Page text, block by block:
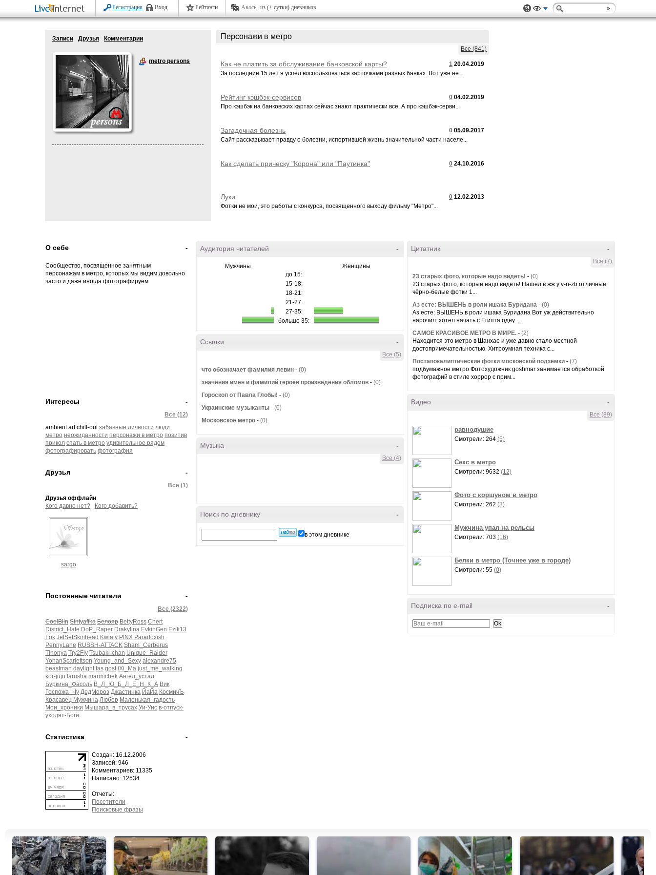
Регистрация Вход Рейтинги Авось из (+ сутки) дневников
Записи Друзья Комментарии
metro persons
Персонажи в метро
Все (841)
1 20.04.2019
Как не платить за обслуживание банковской карты?
За последние 15 лет я успел воспользоваться карточками разных банках. Вот уже не...
0 04.02.2019
Рейтинг кэшбэк-сервисов
Про кэшбэк на банковских картах сейчас знают практически все. А про кэшбэк-серви...
0 05.09.2017
Загадочная болезнь
Сайт рассказывает правду о болезни, испортившей жизнь значительной части населе...
0 24.10.2016
Как сделать прическу "Корона" или "Паутинка"
0 12.02.2013
Луки.
Фотки не мои, это работы с конкурса, посвященного выходу фильму "Метро"...
-
О себе
Сообщество, посвященное занятным
персонажам в метро, которых мы видим довольно
часто и даже иногда фотографируем
-
Интересы
Все (12)
ambient art chill-outзабавные личности люди
метро неожиданности персонажи в метро позитив
прикол спать в метро удивительное рядом
фотографировать фотография
-
Друзья
Все (1)
Друзья оффлайн
Кого давно нет?
Кого добавить?
sargo
-
Постоянные читатели
Все (2322)
CoolBlin Sintyaffka Белояр BettyRoss Chert
District_Hate DoP_Raper Drakylina EvkinGen Ezik13
Fok JetSetSkinhead Kwiaty PINX Paradoxish
PennyLane RUSSH-ATTACK Sham_Cerberus
Tihonya Try2Fly Tsubaki-chan Unique_Raider
YohanScarlettson Young_and_Sexy alexandre75
beastman daylight fas gost iXi_Ma just_me_walking
kor-juju larusha marmichek Ангел_устал
Буркина_Фасоль В_Л_Ю_Б_Л_Е_Н_К_А Вик
Госпожа_Чу ДедМороз Джастинка ЙаЙа КосмичЪ
Красавец Мужчина Любер Маленькая_гадость
Мои_хроники Мышара_в_трусах Уи-Уис в-отпуск-
уходят-Боги
-
Статистика
Создан: 16.12.2006
Записей: 946
Комментариев: 11335
Написано: 12534
Отчеты:
Посетители
Поисковые фразы
-
Аудитория читателей
Мужчины
Женщины
до 15:
15-18:
18-21:
21-27:
27-35:
больше 35:
-
Ссылки
Все (5)
что обозначает фамилия левин - (0)
значения имен и фамилий героев произведения обломов - (0)
Гороскоп от Павла Глобы! - (0)
Украинские музыканты - (0)
Московское метро - (0)
-
Музыка
Все (4)
-
Поиск по дневнику
в этом дневнике
-
Цитатник
Все (7)
23 старых фото, которые надо видеть! - (0)
23 старых фото, которые надо видеть! Нашёл в жж у v-n-zb отличные
чёрно-белые фотки 1...
Аз есте: ВЫШЕНЬ в роли ишака Буридана - (0)
Аз есте: ВЫШЕНЬ в роли ишака Буридана Вот уж действительно
нарочил: хотел начать с Египта одну ...
САМОЕ КРАСИВОЕ МЕТРО В МИРЕ. - (2)
Находится это метро в Шанхае и уже давно стало местной
достопримечательностью. Хитроумная техника с...
Постапокалиптические фотки московской подземки - (7)
подбумажное метро Фотохудожник goshmar занимается обработкой
фотографий в стиле хоррор с прим...
-
Видео
Все (89)
равнодушие
Смотрели: 264 (5)
Секс в метро
Смотрели: 9632 (12)
Фото с коршуном в метро
Смотрели: 262 (3)
Мужчина упал на рельсы
Смотрели: 703 (16)
Белки в метро (Точнее уже в городе)
Смотрели: 55 (0)
-
Подписка по e-mail